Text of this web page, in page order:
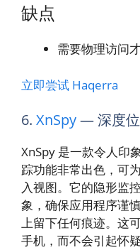
缺点
需要物理访问
立即尝试 Haqerra
6. XnSpy— 深度
XnSpy 是一款令人印
踪功能非常出色，可
入视图。它的隐形监
象，确保应用程序谨
上留下任何痕迹。这
手机，而不会引起怀疑